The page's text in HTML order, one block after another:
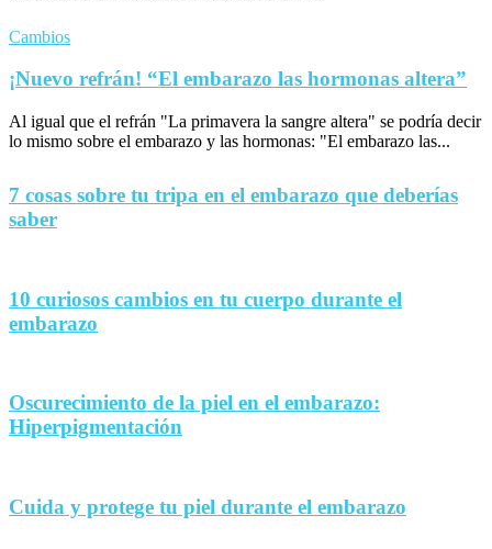
Cambios
¡Nuevo refrán! “El embarazo las hormonas altera”
Al igual que el refrán "La primavera la sangre altera" se podría decir
lo mismo sobre el embarazo y las hormonas: "El embarazo las...
7 cosas sobre tu tripa en el embarazo que deberías
saber
10 curiosos cambios en tu cuerpo durante el
embarazo
Oscurecimiento de la piel en el embarazo:
Hiperpigmentación
Cuida y protege tu piel durante el embarazo